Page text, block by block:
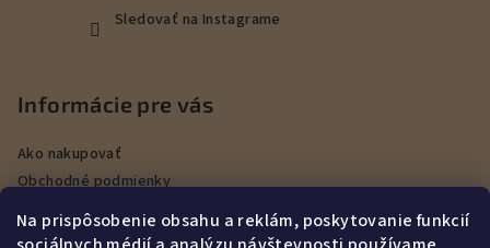
Na prispôsobenie obsahu a reklám, poskytovanie funkcií
Sledovať na Instagrame
Informácie pre vás
Ako nakupovať
Obchodné podmienky
Podmienky ochrany osobných údajov
Veľkoobchod